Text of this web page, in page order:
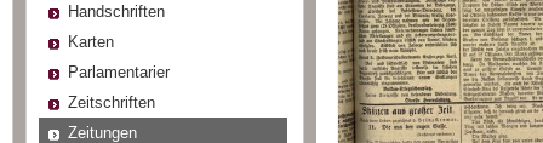
Handschriften
Karten
Parlamentarier
Zeitschriften
Zeitungen